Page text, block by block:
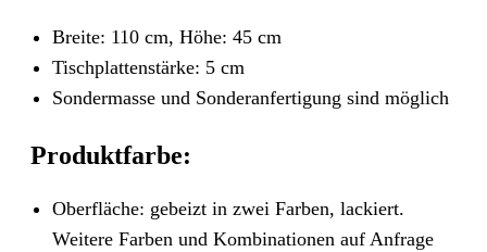
Breite: 110 cm, Höhe: 45 cm
Tischplattenstärke: 5 cm
Sondermasse und Sonderanfertigung sind möglich
Produktfarbe:
Oberfläche: gebeizt in zwei Farben, lackiert.
Weitere Farben und Kombinationen auf Anfrage